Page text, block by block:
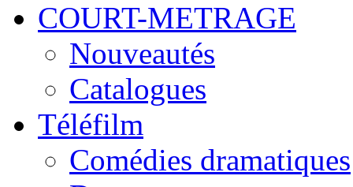
COURT-METRAGE
Nouveautés
Catalogues
Téléfilm
Comédies dramatiques